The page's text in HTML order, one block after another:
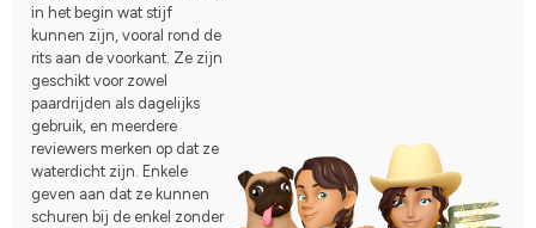
in het begin wat stijf
kunnen zijn, vooral rond de
rits aan de voorkant. Ze zijn
geschikt voor zowel
paardrijden als dagelijks
gebruik, en meerdere
reviewers merken op dat ze
waterdicht zijn. Enkele
geven aan dat ze kunnen
schuren bij de enkel zonder